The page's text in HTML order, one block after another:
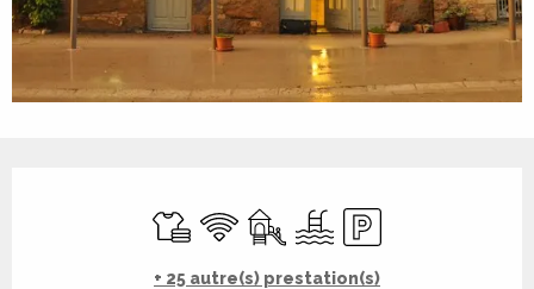
Draps et linge
WiFi Jeux pour enfants / Espace jeux
PiscineParking
+ 25 autre(s) prestation(s)